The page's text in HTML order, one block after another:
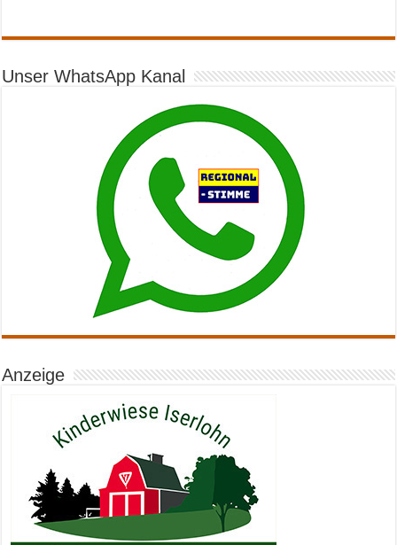
Unser WhatsApp Kanal
Anzeige